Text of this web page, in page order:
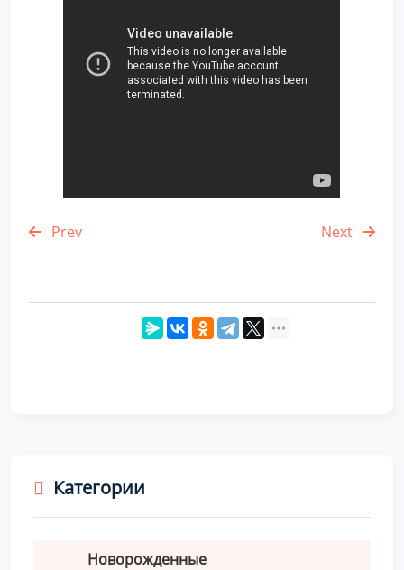
Prev Next
Категории
Новорожденные